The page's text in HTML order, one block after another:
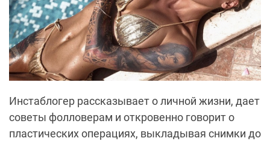
Инстаблогер рассказывает о личной жизни, дает
советы фолловерам и откровенно говорит о
пластических операциях, выкладывая снимки до